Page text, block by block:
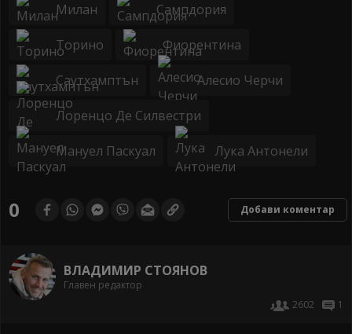
Милан Сампдория
Торино Фиорентина
Саутхамптън Алесио Черчи
Лоренцо Де Силвестри
Мануел Паскуал Лука Антонели
0 Добави коментар
ВЛАДИМИР СТОЯНОВ
Главен редактор
2602
1